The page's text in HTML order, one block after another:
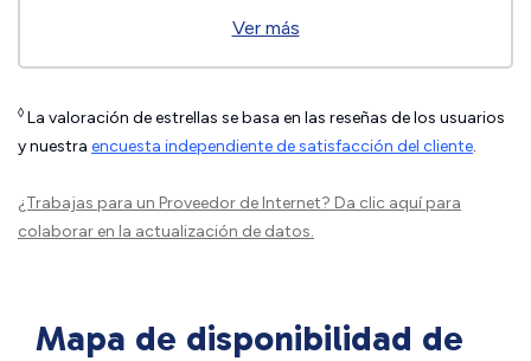
Ver más
◊ La valoración de estrellas se basa en las reseñas de los usuarios
y nuestra encuesta independiente de satisfacción del cliente.
¿Trabajas para un Proveedor de Internet? Da clic aquípara
colaborar en la actualización de datos.
Mapa de disponibilidad de